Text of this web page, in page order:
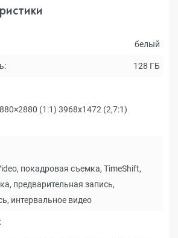
белый
128 ГБ
(1:1) 3968x1472 (2,7:1)
покадровая съемка, TimeShift,
предварительная запись,
интервальное видео